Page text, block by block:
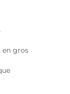
en gros